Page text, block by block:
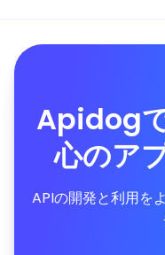
Apidog
心のア
APIの開発と利用を